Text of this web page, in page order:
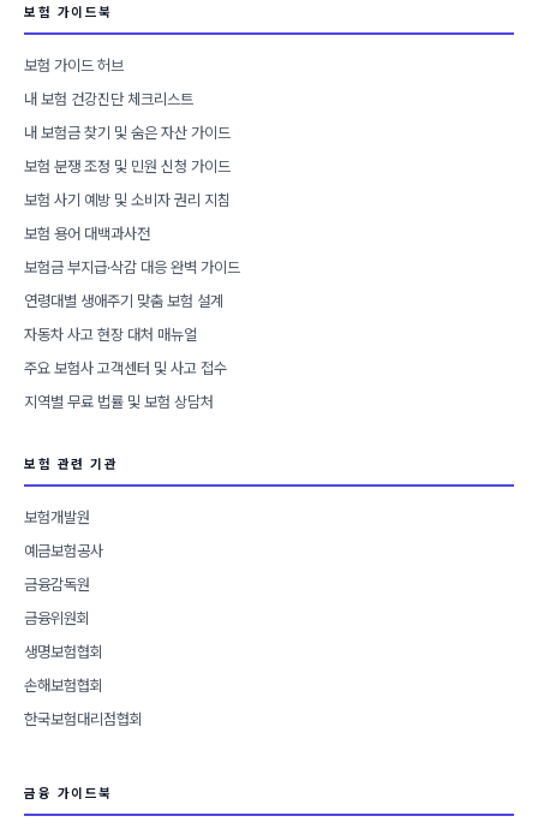
보험 가이드북
보험 가이드 허브
내 보험 건강진단 체크리스트
내 보험금 찾기 및 숨은 자산 가이드
보험 분쟁 조정 및 민원 신청 가이드
보험 사기 예방 및 소비자 권리 지침
보험 용어 대백과사전
보험금 부지급·삭감 대응 완벽 가이드
연령대별 생애주기 맞춤 보험 설계
자동차 사고 현장 대처 매뉴얼
주요 보험사 고객센터 및 사고 접수
지역별 무료 법률 및 보험 상담처
보험 관련 기관
보험개발원
예금보험공사
금융감독원
금융위원회
생명보험협회
손해보험협회
한국보험대리점협회
금융 가이드북